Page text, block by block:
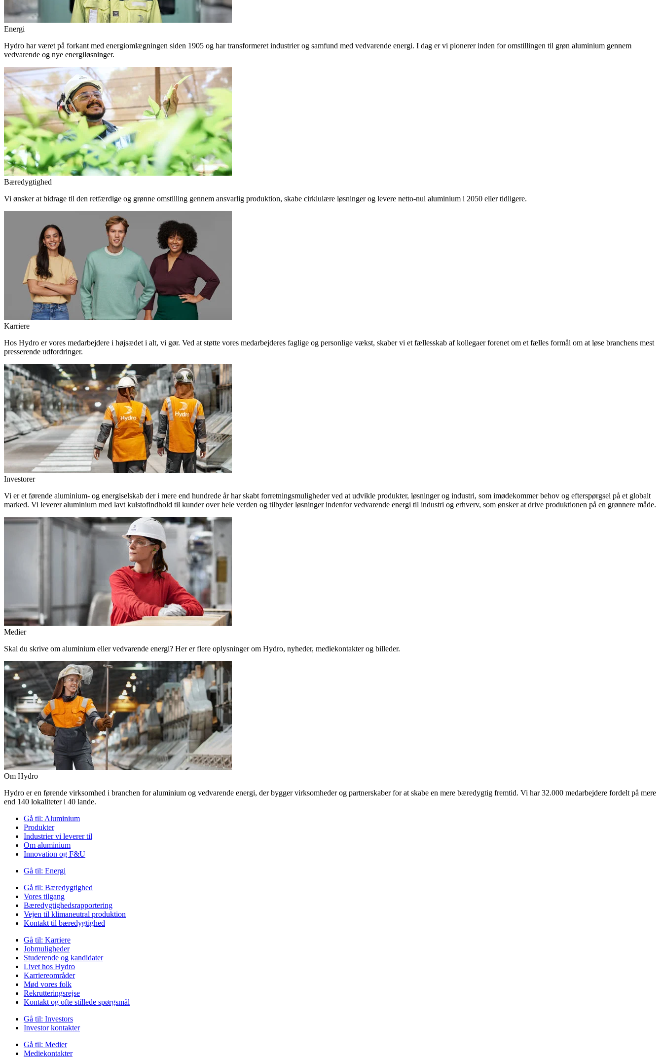
Energi
Hydro har været på forkant med energiomlægningen siden 1905 og har transformeret industrier og samfund med vedvarende energi. I dag er vi pionerer inden for omstillingen til grøn aluminium gennem
vedvarende og nye energiløsninger.
Bæredygtighed
Vi ønsker at bidrage til den retfærdige og grønne omstilling gennem ansvarlig produktion, skabe cirklulære løsninger og levere netto-nul aluminium i 2050 eller tidligere.
Karriere
Hos Hydro er vores medarbejdere i højsædet i alt, vi gør. Ved at støtte vores medarbejderes faglige og personlige vækst, skaber vi et fællesskab af kollegaer forenet om et fælles formål om at løse branchens mest
presserende udfordringer.
Investorer
Vi er et førende aluminium- og energiselskab der i mere end hundrede år har skabt forretningsmuligheder ved at udvikle produkter, løsninger og industri, som imødekommer behov og efterspørgsel på et globalt
marked. Vi leverer aluminium med lavt kulstofindhold til kunder over hele verden og tilbyder løsninger indenfor vedvarende energi til industri og erhverv, som ønsker at drive produktionen på en grønnere måde.
Medier
Skal du skrive om aluminium eller vedvarende energi? Her er flere oplysninger om Hydro, nyheder, mediekontakter og billeder.
Om Hydro
Hydro er en førende virksomhed i branchen for aluminium og vedvarende energi, der bygger virksomheder og partnerskaber for at skabe en mere bæredygtig fremtid. Vi har 32.000 medarbejdere fordelt på mere
end 140 lokaliteter i 40 lande.
Gå til: Aluminium
Produkter
Industrier vi leverer til
Om aluminium
Innovation og F&U
Gå til: Energi
Gå til: Bæredygtighed
Vores tilgang
Bæredygtighedsrapportering
Vejen til klimaneutral produktion
Kontakt til bæredygtighed
Gå til: Karriere
Jobmuligheder
Studerende og kandidater
Livet hos Hydro
Karriereområder
Mød vores folk
Rekrutteringsrejse
Kontakt og ofte stillede spørgsmål
Gå til: Investors
Investor kontakter
Gå til: Medier
Mediekontakter